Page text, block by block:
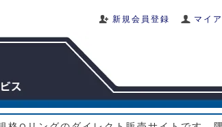
新規会員登録 マイ